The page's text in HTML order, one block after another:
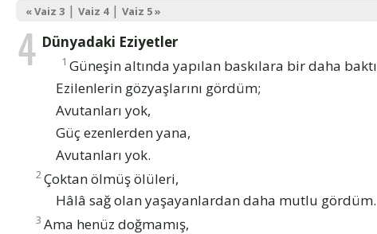
« Vaiz 3 | Vaiz 4| Vaiz 5 »
4 Dünyadaki Eziyetler
1 Güneşin altında yapılan baskılara bir daha
Ezilenlerin gözyaşlarını gördüm;
Avutanları yok,
Güç ezenlerden yana,
Avutanları yok.
2Çoktan ölmüş ölüleri,
Hâlâ sağ olan yaşayanlardan daha mutlu gördüm.
3 Ama henüz doğmamış,